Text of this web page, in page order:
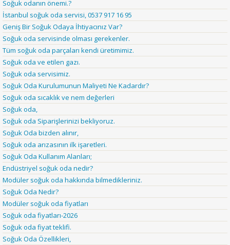
Soğuk odanın önemi.?
İstanbul soğuk oda servisi, 0537 917 16 95
Geniş Bir Soğuk Odaya İhtiyacınız Var?
Soğuk oda servisinde olması gerekenler.
Tüm soğuk oda parçaları kendi üretimimiz.
Soğuk oda ve etilen gazı.
Soğuk oda servisimiz.
Soğuk Oda Kurulumunun Maliyeti Ne Kadardır?
Soğuk oda sıcaklık ve nem değerleri
Soğuk oda,
Soğuk oda Siparişlerinizi bekliyoruz.
Soğuk Oda bizden alınır,
Soğuk oda arızasının ilk işaretleri.
Soğuk Oda Kullanım Alanları;
Endüstriyel soğuk oda nedir?
Modüler soğuk oda hakkında bilmedikleriniz.
Soğuk Oda Nedir?
Modüler soğuk oda fiyatları
Soğuk oda fiyatları-2026
Soğuk oda fiyat teklifi.
Soğuk Oda Özellikleri,